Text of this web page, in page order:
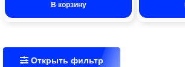
В корзину
Открыть фильтр